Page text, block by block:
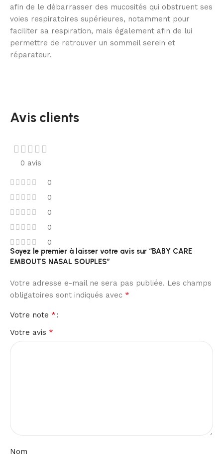
afin de le débarrasser des mucosités qui obstruent ses
voies respiratoires supérieures, notamment pour
faciliter sa respiration, mais également afin de lui
permettre de retrouver un sommeil serein et
réparateur.
Avis clients
0 avis
0
0
0
0
0
Soyez le premier à laisser votre avis sur “BABY CARE
EMBOUTS NASAL SOUPLES”
Votre adresse e-mail ne sera pas publiée. Les champs
obligatoires sont indiqués avec *
Votre note *
Votre avis *
Nom